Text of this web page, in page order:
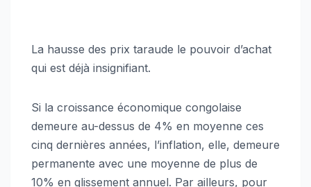
La hausse des prix taraude le pouvoir d’achat
qui est déjà insignifiant.
Si la croissance économique congolaise
demeure au-dessus de 4% en moyenne ces
cinq dernières années, l’inflation, elle, demeure
permanente avec une moyenne de plus de
10% en glissement annuel. Par ailleurs, pour